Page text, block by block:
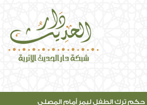
حكم ترك الطفل ليمر أمام المصلي